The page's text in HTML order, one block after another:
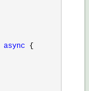
async {